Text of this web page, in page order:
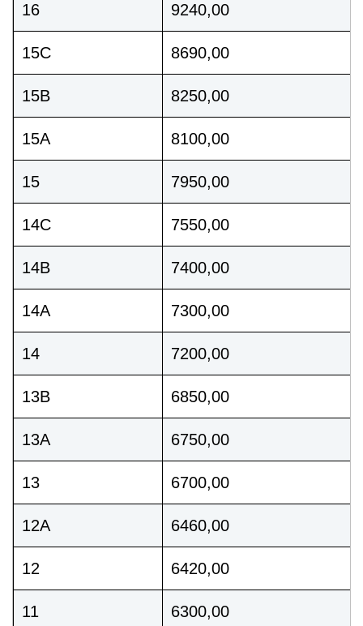
16 9240,00
15C 8690,00
15B 8250,00
15A 8100,00
15 7950,00
14C 7550,00
14B 7400,00
14A 7300,00
14 7200,00
13B 6850,00
13A 6750,00
13 6700,00
12A 6460,00
12 6420,00
11 6300,00